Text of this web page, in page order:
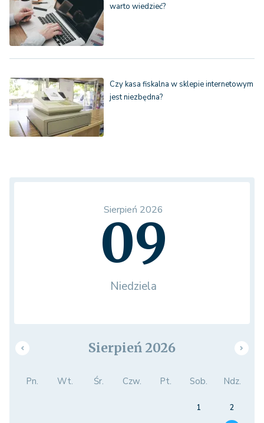
warto wiedzieć?
Czy kasa fiskalna w sklepie internetowym
jest niezbędna?
Sierpień 2026
09
Niedziela
Sierpień 2026
Pn. Wt. Śr. Czw. Pt. Sob. Ndz.
1
2